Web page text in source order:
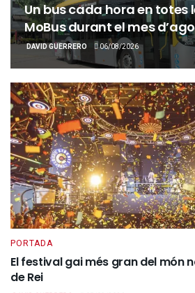
Un bus cada hora en totes
MoBus durant el mes
DAVID GUERRERO 06/08/2026
PORTADA
El festival gai més gran del món
de Rei